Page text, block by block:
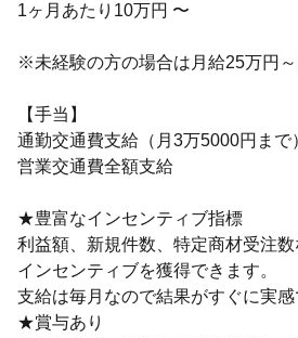
1ヶ月あたり10万円 〜
※未経験の方の場合は月給25万円～
【手当】
通勤交通費支給（月3万5000円まで
営業交通費全額支給
★豊富なインセンティブ指標
利益額、新規件数、特定商材受注
インセンティブを獲得できます。
支給は毎月なので結果がすぐに実感
★賞与あり